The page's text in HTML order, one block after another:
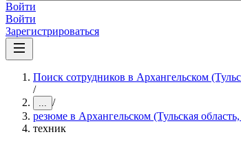
Войти
Войти
Зарегистрироваться
Поиск сотрудников в Архангельском
/
... /
резюме в Архангельском (Тульская
техник